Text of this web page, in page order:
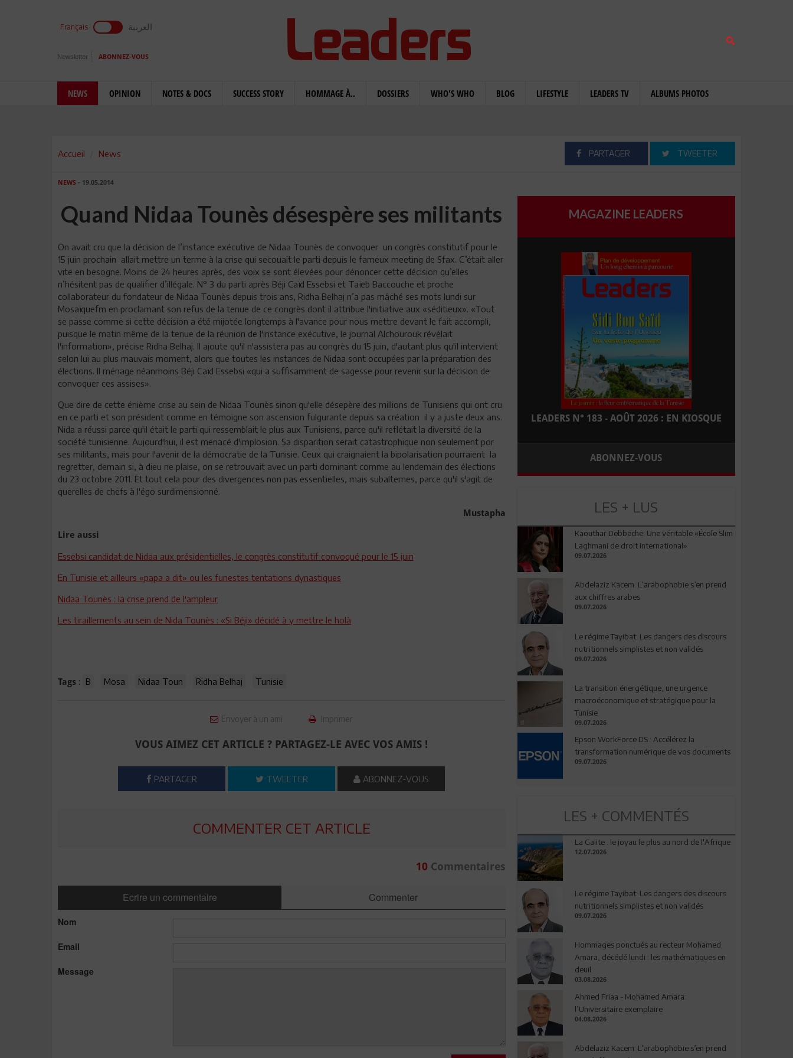
Français العربية
Newsletter ABONNEZ-VOUS
NEWS OPINION NOTES & DOCS SUCCESS STORY HOMMAGE À.. DOSSIERS WHO'S WHO BLOG LIFESTYLE LEADERS TV ALBUMS PHOTOS
Accueil News PARTAGER TWEETER
NEWS - 19.05.2014
Quand Nidaa Tounès désespère ses militants
On avait cru que la décision de l’instance exécutive de Nidaa Tounès de convoquer un congrès constitutif pour le
15 juin prochain allait mettre un terme à la crise qui secouait le parti depuis le fameux meeting de Sfax. C’était aller
vite en besogne. Moins de 24 heures après, des voix se sont élevées pour dénoncer cette décision qu’elles
n’hésitent pas de qualifier d’illégale. N° 3 du parti après Béji Caïd Essebsi et Taïeb Baccouche et proche
collaborateur du fondateur de Nidaa Tounès depuis trois ans, Ridha Belhaj n’a pas mâché ses mots lundi sur
Mosaïquefm en proclamant son refus de la tenue de ce congrès dont il attribue l'initiative aux «séditieux». «Tout
se passe comme si cette décision a été mijotée longtemps à l'avance pour nous mettre devant le fait accompli,
puisque le matin même de la tenue de la réunion de l'instance exécutive, le journal Alchourouk révélait
l'information», précise Ridha Belhaj. Il ajoute qu'il n'assistera pas au congrès du 15 juin, d'autant plus qu'il intervient
selon lui au plus mauvais moment, alors que toutes les instances de Nidaa sont occupées par la préparation des
élections. Il ménage néanmoins Béji Caïd Essebsi «qui a suffisamment de sagesse pour revenir sur la décision de
convoquer ces assises».
Que dire de cette énième crise au sein de Nidaa Tounès sinon qu'elle désepère des millions de Tunisiens qui ont cru
en ce parti et son président comme en témoigne son ascension fulgurante depuis sa création il y a juste deux ans.
Nida a réussi parce qu'il était le parti qui ressemblait le plus aux Tunisiens, parce qu'il reflétait la diversité de la
société tunisienne. Aujourd'hui, il est menacé d'implosion. Sa disparition serait catastrophique non seulement por
ses militants, mais pour l'avenir de la démocratie de la Tunisie. Ceux qui craignaient la bipolarisation pourraient la
regretter, demain si, à dieu ne plaise, on se retrouvait avec un parti dominant comme au lendemain des élections
du 23 octobre 2011. Et tout cela pour des divergences non pas essentielles, mais subalternes, parce qu'il s'agit de
querelles de chefs à l'égo surdimensionné.
Mustapha
Lire aussi
Essebsi candidat de Nidaa aux présidentielles, le congrès constitutif convoqué pour le 15 juin
En Tunisie et ailleurs «papa a dit» ou les funestes tentations dynastiques
Nidaa Tounès : la crise prend de l'ampleur
Les tiraillements au sein de Nida Tounès : «Si Béji» décidé à y mettre le holà
Tags : B Mosa Nidaa Toun Ridha Belhaj Tunisie
Envoyer à un ami Imprimer
VOUS AIMEZ CET ARTICLE ? PARTAGEZ-LE AVEC VOS AMIS !
PARTAGER TWEETER ABONNEZ-VOUS
COMMENTER CET ARTICLE
10Commentaires
Ecrire un commentaire Commenter
Nom
Email
Message
MAGAZINE LEADERS
LEADERS N° 183 - AOÛT 2026 : EN KIOSQUE
ABONNEZ-VOUS
LES + LUS
Kaouthar Debbeche: Une véritable «École Slim
Laghmani de droit international»
09.07.2026
Abdelaziz Kacem: L’arabophobie s’en prend
aux chiffres arabes
09.07.2026
Le régime Tayibat: Les dangers des discours
nutritionnels simplistes et non validés
09.07.2026
La transition énergétique, une urgence
macroéconomique et stratégique pour la
Tunisie
09.07.2026
Epson WorkForce DS : Accélérez la
transformation numérique de vos documents
09.07.2026
LES + COMMENTÉS
La Galite : le joyau le plus au nord de l'Afrique
12.07.2026
Le régime Tayibat: Les dangers des discours
nutritionnels simplistes et non validés
09.07.2026
Hommages ponctués au recteur Mohamed
Amara, décédé lundi : les mathématiques en
deuil
03.08.2026
Ahmed Friaa - Mohamed Amara:
l’Universitaire exemplaire
04.08.2026
Abdelaziz Kacem: L’arabophobie s’en prend